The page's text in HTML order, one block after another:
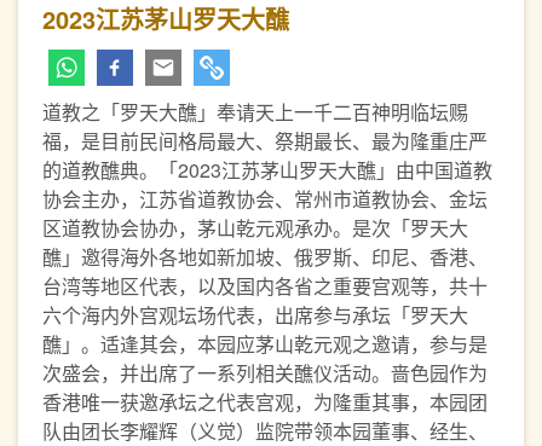
2023江苏茅山罗天大醮
道教之「罗天大醮」奉请天上一千二百神明临坛赐
福，是目前民间格局最大、祭期最长、最为隆重庄严
的道教醮典。「2023江苏茅山罗天大醮」由中国道教
协会主办，江苏省道教协会、常州市道教协会、金坛
区道教协会协办，茅山乾元观承办。是次「罗天大
醮」邀得海外各地如新加坡、俄罗斯、印尼、香港、
台湾等地区代表，以及国内各省之重要宫观等，共十
六个海内外宫观坛场代表，出席参与承坛「罗天大
醮」。适逢其会，本园应茅山乾元观之邀请，参与是
次盛会，并出席了一系列相关醮仪活动。啬色园作为
香港唯一获邀承坛之代表宫观，为隆重其事，本园团
队由团长李耀辉（义觉）监院带领本园董事、经生、